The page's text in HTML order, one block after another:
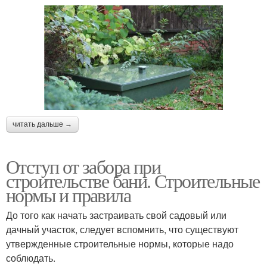
читать дальше →
Отступ от забора при
строительстве бани. Строительные
нормы и правила
До того как начать застраивать свой садовый или
дачный участок, следует вспомнить, что существуют
утвержденные строительные нормы, которые надо
соблюдать.